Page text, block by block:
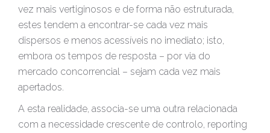
vez mais vertiginosos e de forma não estruturada,
estes tendem a encontrar-se cada vez mais
dispersos e menos acessíveis no imediato; isto,
embora os tempos de resposta – por via do
mercado concorrencial – sejam cada vez mais
apertados.
A esta realidade, associa-se uma outra relacionada
com a necessidade crescente de controlo, reporting